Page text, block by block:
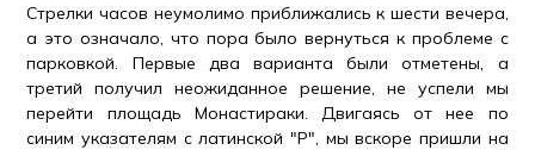
Стрелки часов неумолимо приближались к шести вечера,
а это означало, что пора было вернуться к проблеме с
парковкой. Первые два варианта были отметены, а
третий получил неожиданное решение, не успели мы
перейти площадь Монастираки. Двигаясь от нее по
синим указателям с латинской "P", мы вскоре пришли на